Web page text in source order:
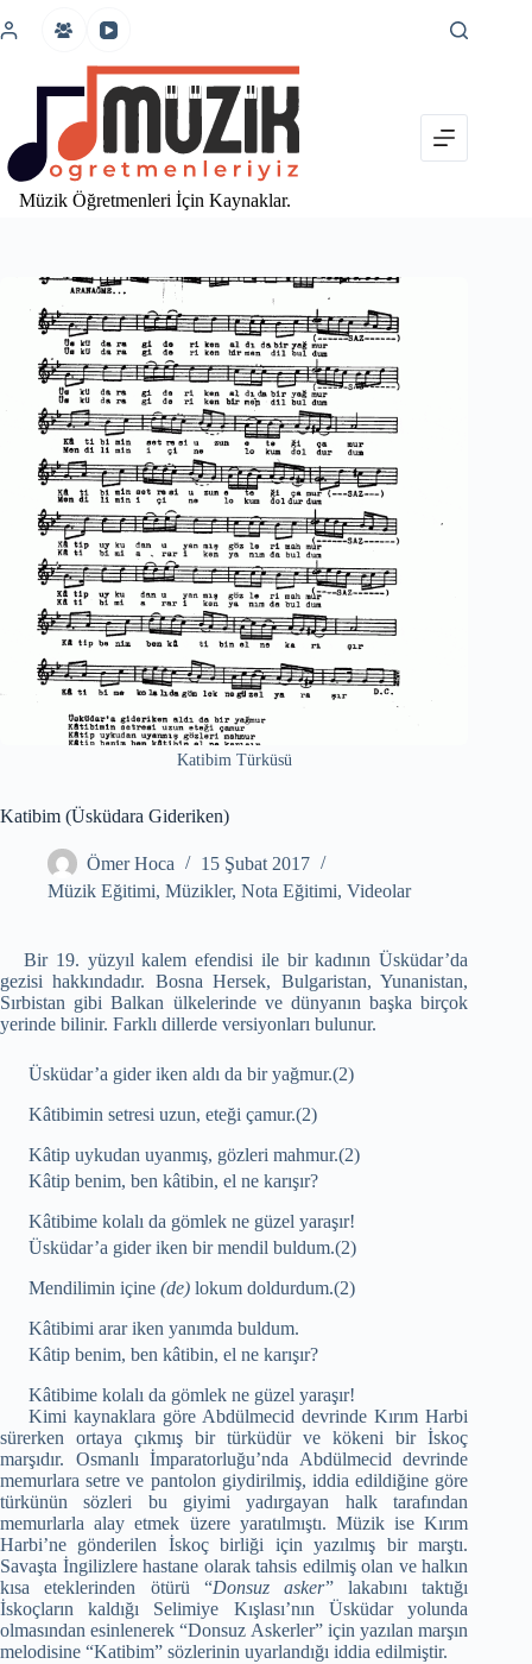
atla
Müzik Öğretmenleri İçin Kaynaklar.
Katibim Türküsü
Katibim (Üsküdara Gideriken)
Ömer Hoca
15 Şubat 2017
Müzik Eğitimi, Müzikler, Nota Eğitimi, Videolar
Bir 19. yüzyıl kalem efendisi ile bir kadının Üsküdar’da
gezisi hakkındadır. Bosna Hersek, Bulgaristan, Yunanistan,
Sırbistan gibi Balkan ülkelerinde ve dünyanın başka birçok
yerinde bilinir. Farklı dillerde versiyonları bulunur.
Üsküdar’a gider iken aldı da bir yağmur.(2)
Kâtibimin setresi uzun, eteği çamur.(2)
Kâtip uykudan uyanmış, gözleri mahmur.(2)
Kâtip benim, ben kâtibin, el ne karışır?
Kâtibime kolalı da gömlek ne güzel yaraşır!
Üsküdar’a gider iken bir mendil buldum.(2)
Mendilimin içine (de) lokum doldurdum.(2)
Kâtibimi arar iken yanımda buldum.
Kâtip benim, ben kâtibin, el ne karışır?
Kâtibime kolalı da gömlek ne güzel yaraşır!
Kimi kaynaklara göre Abdülmecid devrinde Kırım Harbi
sürerken ortaya çıkmış bir türküdür ve kökeni bir İskoç
marşıdır. Osmanlı İmparatorluğu’nda Abdülmecid devrinde
memurlara setre ve pantolon giydirilmiş, iddia edildiğine göre
türkünün sözleri bu giyimi yadırgayan halk tarafından
memurlarla alay etmek üzere yaratılmıştı. Müzik ise Kırım
Harbi’ne gönderilen İskoç birliği için yazılmış bir marştı.
Savaşta İngilizlere hastane olarak tahsis edilmiş olan ve halkın
kısa eteklerinden ötürü “Donsuz asker” lakabını taktığı
İskoçların kaldığı Selimiye Kışlası’nın Üsküdar yolunda
olmasından esinlenerek “Donsuz Askerler” için yazılan marşın
melodisine “Katibim” sözlerinin uyarlandığı iddia edilmiştir.